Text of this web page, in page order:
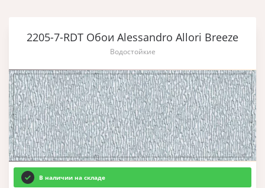
2205-7-RDT Обои Alessandro Allori Breeze
Водостойкие
В наличии на складе